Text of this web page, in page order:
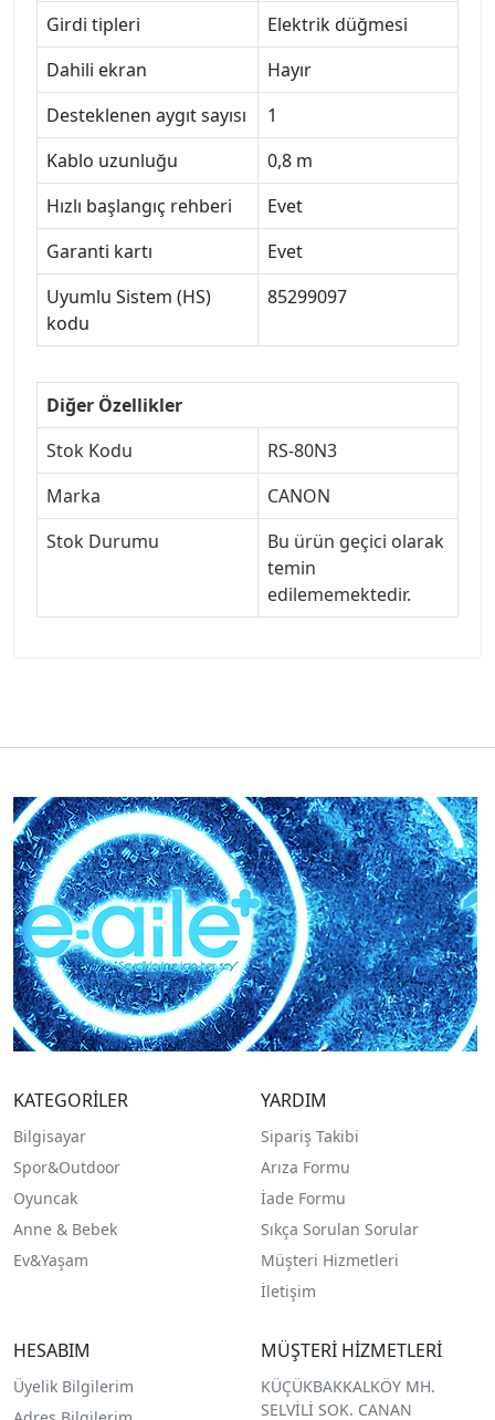
Girdi tipleri
Elektrik düğmesi
Dahili ekran
Hayır
Desteklenen aygıt sayısı
1
Kablo uzunluğu
0,8 m
Hızlı başlangıç rehberi
Evet
Garanti kartı
Evet
Uyumlu Sistem (HS)
kodu
85299097
Diğer Özellikler
Stok Kodu
RS-80N3
Marka
CANON
Stok Durumu
Bu ürün geçici olarak
temin
edilememektedir.
KATEGORİLER
Bilgisayar
Spor&Outdoor
Oyuncak
Anne & Bebek
Ev&Yaşam
YARDIM
Sipariş Takibi
Arıza Formu
İade Formu
Sıkça Sorulan Sorular
Müşteri Hizmetleri
İletişim
HESABIM
Üyelik Bilgilerim
MÜŞTERİ HİZMETLERİ
KÜÇÜKBAKKALKÖY MH.
SELVİLİ SOK. CANAN